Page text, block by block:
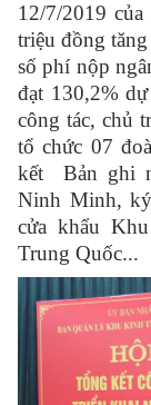
12/7/2019
triệu đồng
số phí nộp
đạt 130,2%
công tác, chủ
tổ chức 07
kết Bản ghi
Ninh Minh,
cửa khẩu
Trung Quốc...